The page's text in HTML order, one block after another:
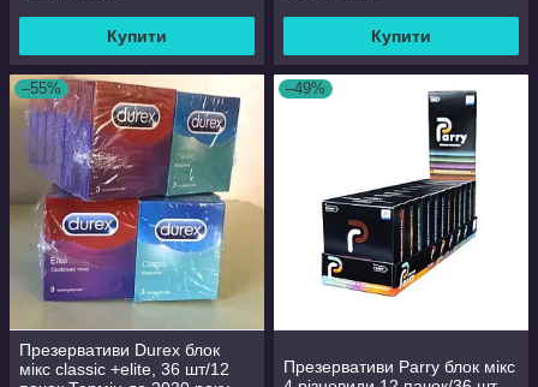
Купити Купити
–55%
Презервативи Durex блок
мікс classic +elite, 36 шт/12
–49%
Презервативи Parry блок мікс